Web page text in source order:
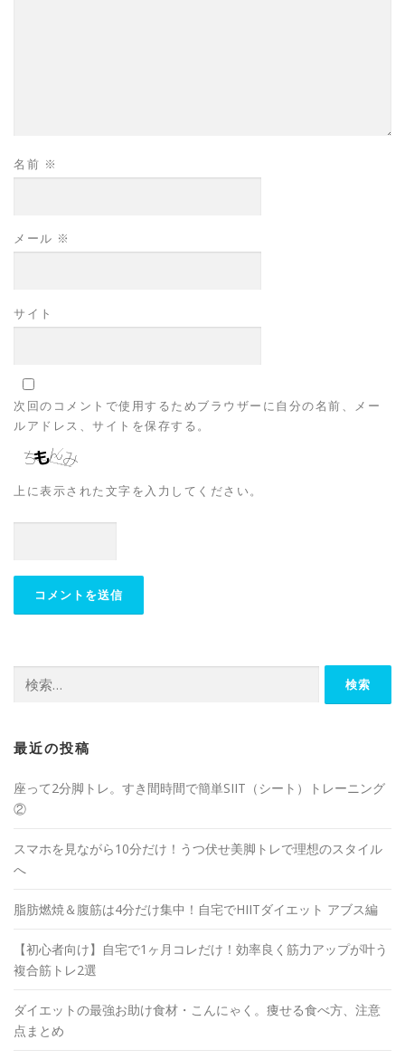
名前 ※
メール ※
サイト
次回のコメントで使用するためブラウザーに自分の名前、メー
ルアドレス、サイトを保存する。
上に表示された文字を入力してください。
最近の投稿
座って2分脚トレ。すき間時間で簡単SIIT（シート）トレーニング
②
スマホを見ながら10分だけ！うつ伏せ美脚トレで理想のスタイル
へ
脂肪燃焼＆腹筋は4分だけ集中！自宅でHIITダイエット アブス編
【初心者向け】自宅で1ヶ月コレだけ！効率良く筋力アップが叶う
複合筋トレ2選
ダイエットの最強お助け食材・こんにゃく。痩せる食べ方、注意
点まとめ